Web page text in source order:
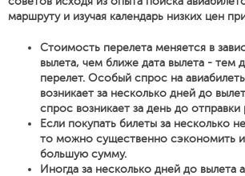
маршруту и изучая календарь низких цен
Стоимость перелета меняется в
вылета, чем ближе дата вылета - тем
перелет. Особый спрос на
возникает за несколько дней до
спрос возникает за день до отправки
Если покупать билеты за несколько
то можно существенно сэкономить и
большую сумму.
Иногда за несколько дней до вылета